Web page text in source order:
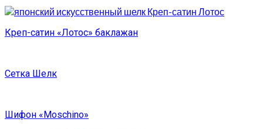
Креп-сатин «Лотос» баклажан
Сетка Шелк
Шифон «Moschino»